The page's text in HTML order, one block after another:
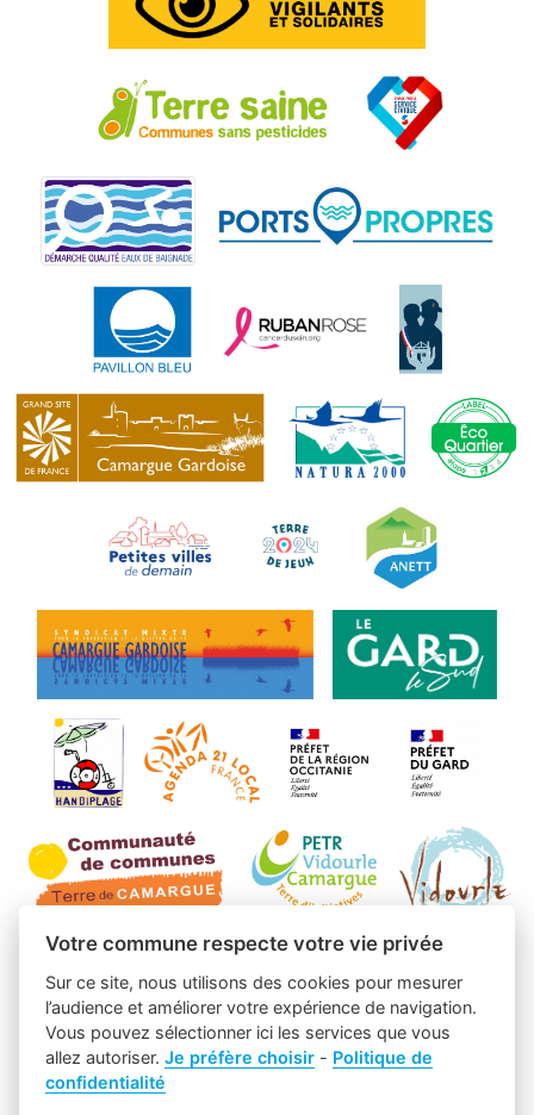
Votre commune respecte votre vie privée
Sur ce site, nous utilisons des cookies pour mesurer
l’audience et améliorer votre expérience de navigation.
Vous pouvez sélectionner ici les services que vous
allez autoriser.Je préfère choisir - Politique de
confidentialité